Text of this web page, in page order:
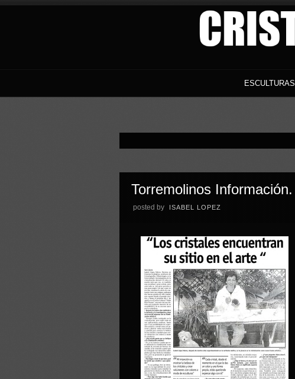
ESCULTURAS
Torremolinos Información.
posted by ISABEL LOPEZ